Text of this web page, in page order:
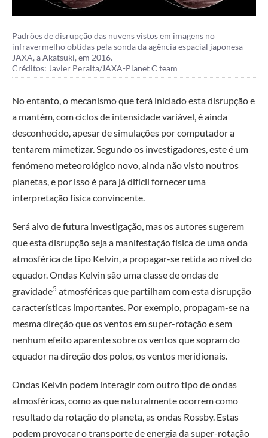
Padrões de disrupção das nuvens vistos em imagens no
infravermelho obtidas pela sonda da agência espacial japonesa
JAXA, a Akatsuki, em 2016.
Créditos: Javier Peralta/JAXA-Planet C team
No entanto, o mecanismo que terá iniciado esta disrupção e
a mantém, com ciclos de intensidade variável, é ainda
desconhecido, apesar de simulações por computador a
tentarem mimetizar. Segundo os investigadores, este é um
fenómeno meteorológico novo, ainda não visto noutros
planetas, e por isso é para já difícil fornecer uma
interpretação física convincente.
Será alvo de futura investigação, mas os autores sugerem
que esta disrupção seja a manifestação física de uma onda
atmosférica de tipo Kelvin, a propagar-se retida ao nível do
equador. Ondas Kelvin são uma classe de ondas de
gravidade5 atmosféricas que partilham com esta disrupção
características importantes. Por exemplo, propagam-se na
mesma direção que os ventos em super-rotação e sem
nenhum efeito aparente sobre os ventos que sopram do
equador na direção dos polos, os ventos meridionais.
Ondas Kelvin podem interagir com outro tipo de ondas
atmosféricas, como as que naturalmente ocorrem como
resultado da rotação do planeta, as ondas Rossby. Estas
podem provocar o transporte de energia da super-rotação